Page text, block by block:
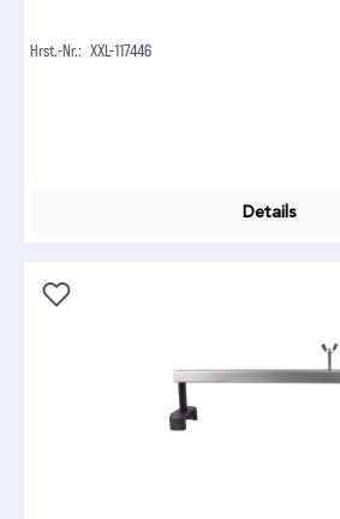
Hrst.-Nr.: XXL-117446
Details